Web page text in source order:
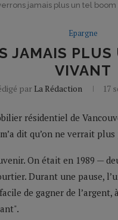
jamais plus un tel
Epargne
JAMAIS
VIVANT
par La Rédaction 17
résidentiel de
dit qu’on ne verrait
On était en 1989 —
Durant une pause,
de gagner de